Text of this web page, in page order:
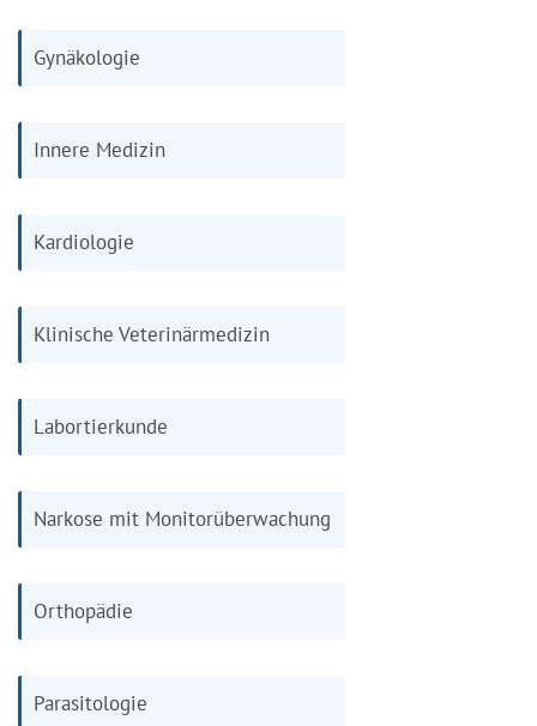
Gynäkologie
Innere Medizin
Kardiologie
Klinische Veterinärmedizin
Labortierkunde
Narkose mit Monitorüberwachung
Orthopädie
Parasitologie